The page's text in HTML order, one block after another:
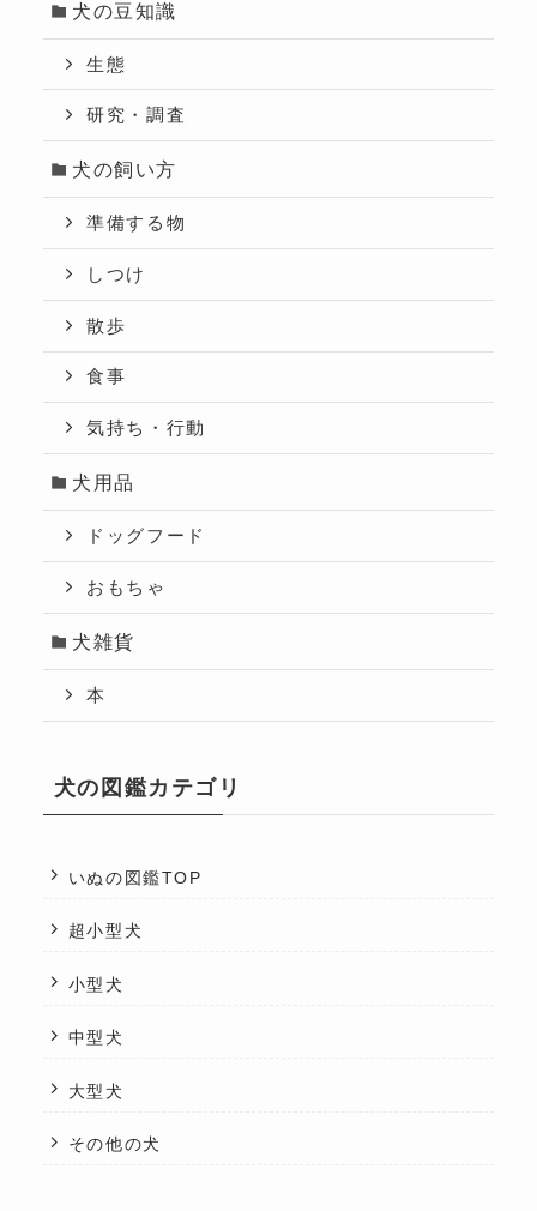
犬の豆知識
生態
研究・調査
犬の飼い方
準備する物
しつけ
散歩
食事
気持ち・行動
犬用品
ドッグフード
おもちゃ
犬雑貨
本
犬の図鑑カテゴリ
いぬの図鑑TOP
超小型犬
小型犬
中型犬
大型犬
その他の犬